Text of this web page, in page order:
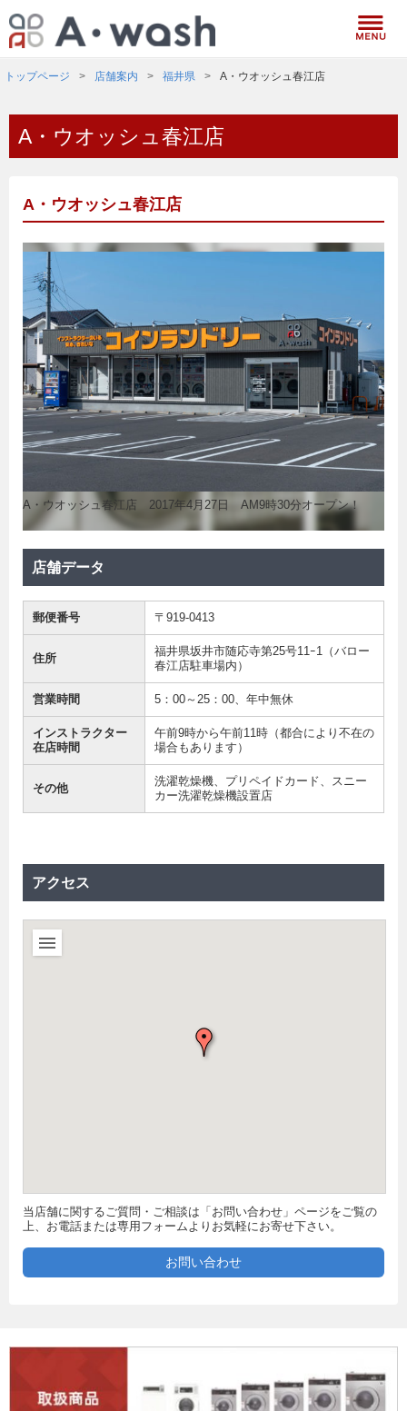
トップページ 店舗案内 福井県 A・ウオッシュ春江店
A・ウオッシュ春江店
A・ウオッシュ春江店
A・ウオッシュ春江店 2017年4月27日 AM9時30分オープン！
店舗データ
郵便番号 〒919-0413
住所
福井県坂井市随応寺第25号11ｰ1（バロー
春江店駐車場内）
営業時間 5：00～25：00、年中無休
インストラクター
在店時間
午前9時から午前11時（都合により不在の
場合もあります）
その他
洗濯乾燥機、プリペイドカード、スニー
カー洗濯乾燥機設置店
アクセス
当店舗に関するご質問・ご相談は「お問い合わせ」ページをご覧の
上、お電話または専用フォームよりお気軽にお寄せ下さい。
お問い合わせ